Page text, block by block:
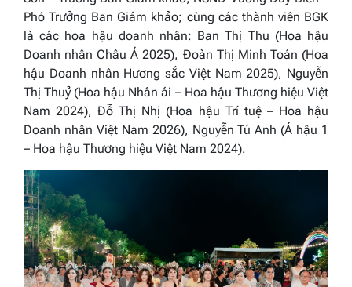
Phó Trưởng Ban Giám khảo; cùng các thành viên BGK
là các hoa hậu doanh nhân: Ban Thị Thu (Hoa hậu
Doanh nhân Châu Á 2025), Đoàn Thị Minh Toán (Hoa
hậu Doanh nhân Hương sắc Việt Nam 2025), Nguyễn
Thị Thuỷ (Hoa hậu Nhân ái – Hoa hậu Thương hiệu Việt
Nam 2024), Đỗ Thị Nhị (Hoa hậu Trí tuệ – Hoa hậu
Doanh nhân Việt Nam 2026), Nguyễn Tú Anh (Á hậu 1
– Hoa hậu Thương hiệu Việt Nam 2024).